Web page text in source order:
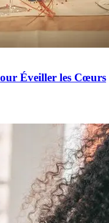
Éveiller les Cœurs